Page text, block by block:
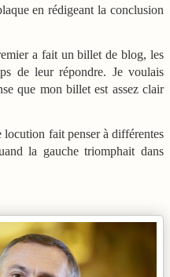
en rédigeant la conclusion
a fait un billet de blog, les
de leur répondre. Je voulais
que mon billet est assez clair
locution fait penser à différentes
la gauche triomphait dans